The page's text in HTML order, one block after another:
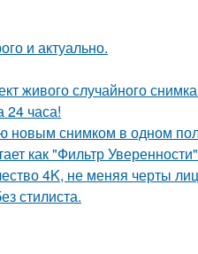
и актуально.
живого случайного
часа!
новым снимком в одном
как "Фильтр
4K, не меняя черты
стилиста.